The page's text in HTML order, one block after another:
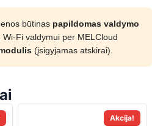
būtinas papildomas valdymo
Fi valdymui per MELCloud
(įsigyjamas atskirai).
Akcija!